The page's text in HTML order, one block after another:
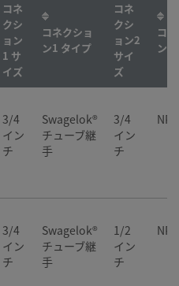
コネ
クシ
ョン
1 サ
イズ
コネクショ
ン1 タイプ
コネ
クシ
ョン2
サイ
ズ
コ
ン2
3/4
イン
チ
Swagelok®
チューブ継
手
3/4
イン
チ
3/4
イン
チ
Swagelok®
チューブ継
手
1/2
イン
チ